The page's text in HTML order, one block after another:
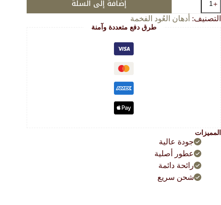
السيوفي
الأصلي
إضافة إلى السلة
التصنيف: أدهان العُود الفخمة
طرق دفع متعددة وآمنة
المميزات
جودة عالية
عطور أصلية
رائحة دائمة
شحن سريع